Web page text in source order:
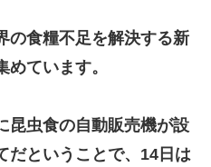
の食糧不足を解決する新
めています。
昆虫食の自動販売機が設
だということで、14日は